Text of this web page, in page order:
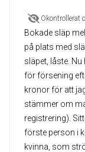
Okontrollerat
Bokade släp
på plats med
släpet, låste.
för försening
kronor för att
stämmer om
registrering).
förste person i
kvinna, som